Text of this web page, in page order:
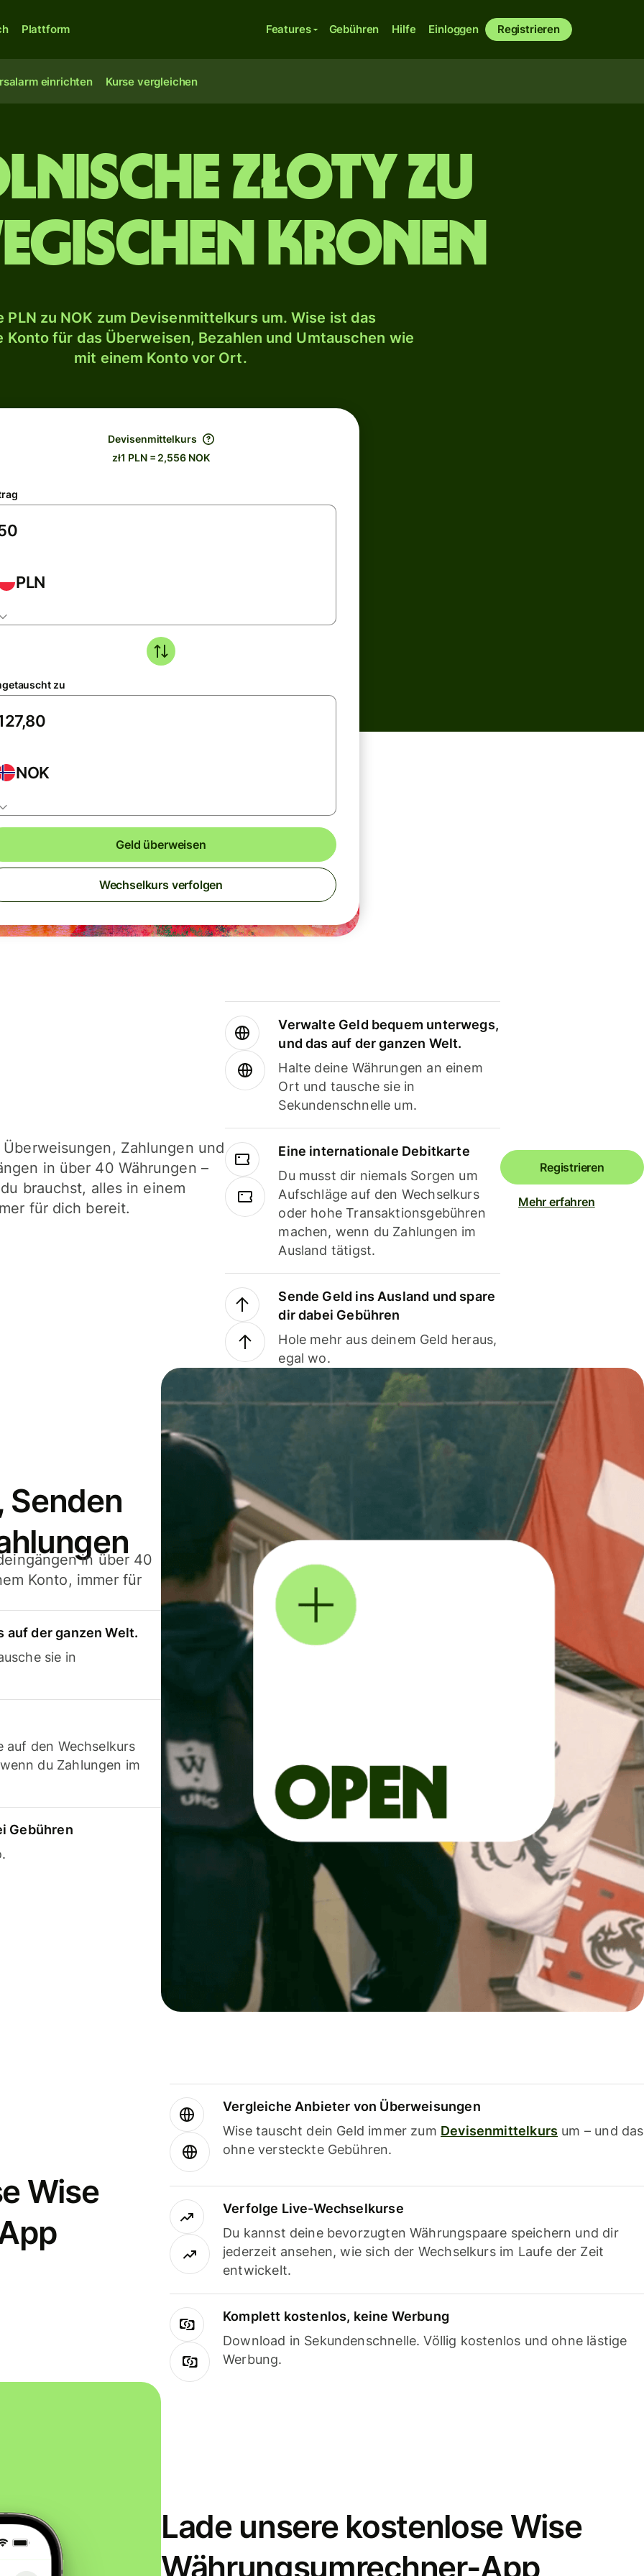
Plattform Features Gebühren Hilfe Einloggen Registrieren
einrichten Kurse vergleichen
Złoty zu
Kronen
PLN zu NOK zum Devisenmittelkurs um. Wise ist das
Konto für das Überweisen, Bezahlen und Umtauschen wie
mit einem Konto vor Ort.
Devisenmittelkurs
zł1 PLN = 2,556 NOK
PLN
zu
NOK
Geld überweisen
Wechselkurs verfolgen
Zahlungen und
in über 40 Währungen –
brauchst, alles in einem
für dich bereit.
Verwalte Geld bequem unterwegs,
und das auf der ganzen Welt.
Halte deine Währungen an einem
Ort und tausche sie in
Sekundenschnelle um.
Eine internationale Debitkarte
Du musst dir niemals Sorgen um
Aufschläge auf den Wechselkurs
oder hohe Transaktionsgebühren
machen, wenn du Zahlungen im
Ausland tätigst.
Sende Geld ins Ausland und spare
dir dabei Gebühren
Hole mehr aus deinem Geld heraus,
egal wo.
Registrieren
Mehr erfahren
Senden
in über 40
Konto, immer für
auf der ganzen Welt.
sie in
auf den Wechselkurs
du Zahlungen im
Gebühren
Wise
Vergleiche Anbieter von Überweisungen
Wise tauscht dein Geld immer zum Devisenmittelkurs um – und das
ohne versteckte Gebühren.
Verfolge Live-Wechselkurse
Du kannst deine bevorzugten Währungspaare speichern und dir
jederzeit ansehen, wie sich der Wechselkurs im Laufe der Zeit
entwickelt.
Komplett kostenlos, keine Werbung
Download in Sekundenschnelle. Völlig kostenlos und ohne lästige
Werbung.
Lade unsere kostenlose Wise
Währungsumrechner-App